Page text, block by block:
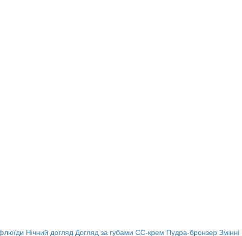
Нічний догляд Догляд за губами СС-крем Пудра-бронзер Змінні